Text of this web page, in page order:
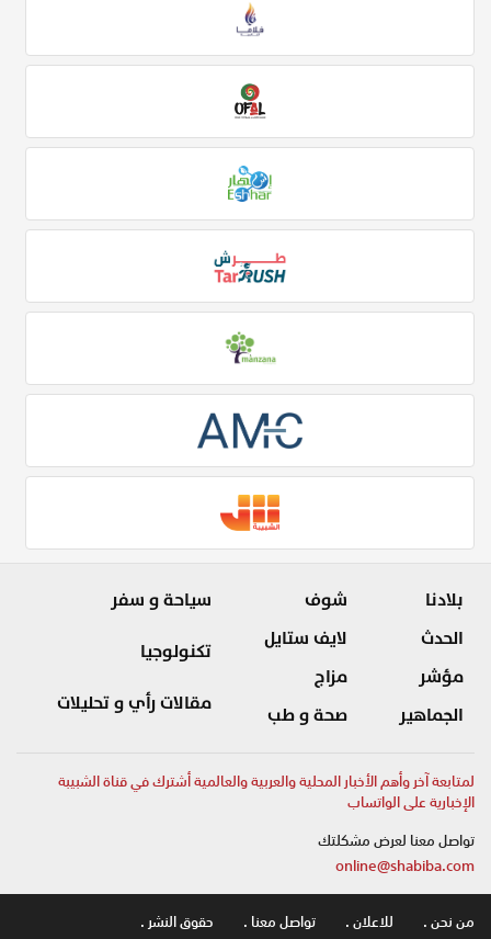
بلادنا
الحدث
مؤشر
الجماهير
شوف
لايف ستايل
مزاج
صحة و طب
سياحة و سفر
تكنولوجيا
مقالات رأي و تحليلات
لمتابعة آخر وأهم الأخبار المحلية والعربية والعالمية أشترك في قناة الشبيبة
الإخبارية على الواتساب
تواصل معنا لعرض مشكلتك
online@shabiba.com
من نحن .
للاعلان . تواصل معنا . حقوق النشر .